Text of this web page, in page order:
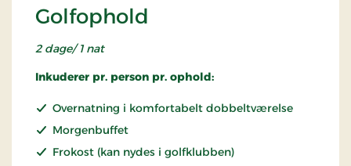
Golfophold
2 dage/ 1 nat
Inkuderer pr. person pr. ophold:
Overnatning i komfortabelt dobbeltværelse
Morgenbuffet
Frokost (kan nydes i golfklubben)